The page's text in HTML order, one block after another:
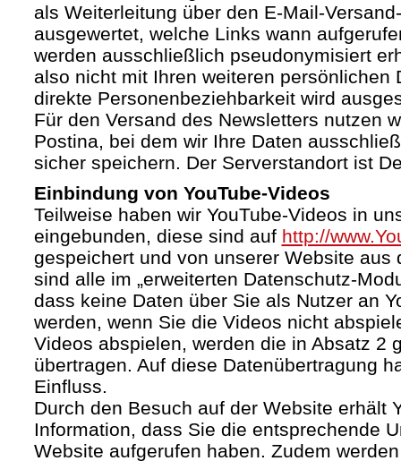
als Weiterleitung über den E-Mail-
ausgewertet, welche Links wann
werden ausschließlich pseudonymisiert
also nicht mit Ihren weiteren persönlichen
direkte Personenbeziehbarkeit wird
Für den Versand des Newsletters nutzen
Postina, bei dem wir Ihre Daten
sicher speichern. Der Serverstandort ist
Einbindung von YouTube-Videos
Teilweise haben wir YouTube-Videos in
eingebunden, diese sind auf http://
gespeichert und von unserer Website aus
sind alle im „erweiterten Datenschutz-
dass keine Daten über Sie als Nutzer an
werden, wenn Sie die Videos nicht
Videos abspielen, werden die in Absatz 2
übertragen. Auf diese Datenübertragung
Einfluss.
Durch den Besuch auf der Website erhält
Information, dass Sie die entsprechende
Website aufgerufen haben. Zudem